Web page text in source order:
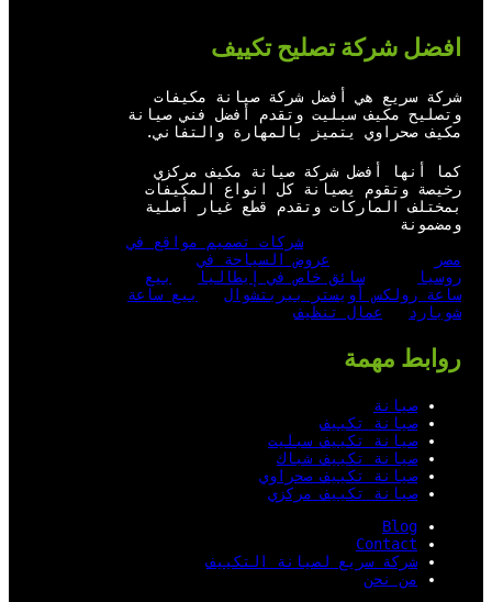
ب ك إ
ن
افضل شركة تصليح تكييف
شركة سريع هي أفضل شركة صيانة مكيفات
وتصليح مكيف سبليت وتقدم أفضل فني صيانة
مكيف صحراوي يتميز بالمهارة والتفاني.
كما أنها أفضل شركة صيانة مكيف مركزي
رخيصة وتقوم يصيانة كل انواع المكيفات
بمختلف الماركات وتقدم قطع غيار أصلية
ومضمونة
شركات تصميم مواقع في
مصر
عروض السياحة في
روسيا
سائق خاص في إيطاليا
بيع
ساعة رولكس أويستر بيربتشوال
بيع ساعة
شوبارد
عمال تنظيف
روابط مهمة
صيانة
صيانة تكييف
صيانة تكييف سبليت
صيانة تكييف شباك
صيانة تكييف صحراوي
صيانة تكييف مركزي
Blog
Contact
شركة سريع لصيانة التكييف
من نحن